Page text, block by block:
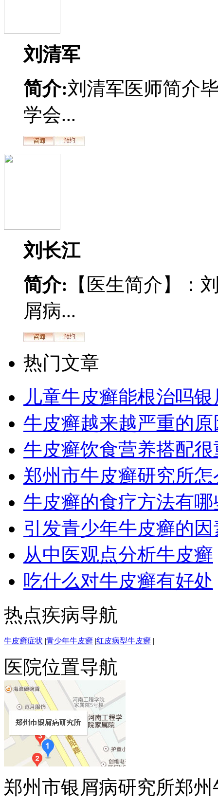
刘清军
简介:刘清军医师简介
学会...
刘长江
简介: 【医生简介】：
屑病...
热门文章
儿童牛皮癣能根治吗
牛皮癣越来越严重的
牛皮癣饮食营养搭配很
郑州市牛皮癣研究所怎
牛皮癣的食疗方法有哪
引发青少年牛皮癣的
从中医观点分析牛皮癣
吃什么对牛皮癣有好处
热点疾病导航
牛皮癣症状 |青少年牛皮癣 |红皮病型牛皮癣 |
医院位置导航
郑州市银屑病研究所郑